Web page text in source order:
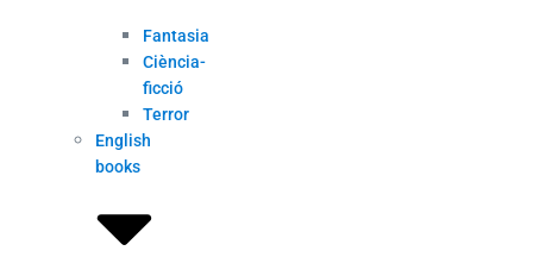
Fantasia
Ciència-
ficció
Terror
English
books